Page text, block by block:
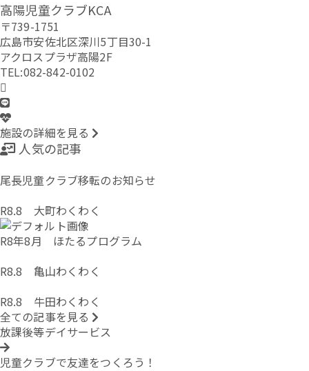
高陽児童クラブKCA
〒739-1751
広島市安佐北区深川5丁目30-1
アクロスプラザ高陽2F
TEL:082-842-0102
施設の詳細を見る
人気の記事
尾長児童クラブ移転のお知らせ
R8.8 大町わくわく
R8年8月 ほたるプログラム
R8.8 亀山わくわく
R8.8 牛田わくわく
全ての記事を見る
放課後等デイサービス
児童クラブで友達をつくろう！